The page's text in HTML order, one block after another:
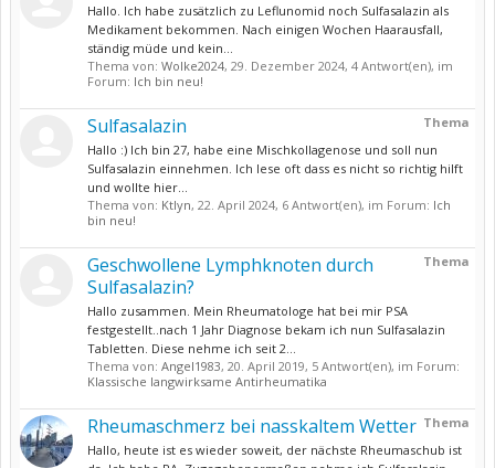
Hallo. Ich habe zusätzlich zu Leflunomid noch Sulfasalazin als
Medikament bekommen. Nach einigen Wochen Haarausfall,
ständig müde und kein...
Thema von: Wolke2024, 29. Dezember 2024, 4 Antwort(en), im
Forum: Ich bin neu!
Thema
Sulfasalazin
Hallo :) Ich bin 27, habe eine Mischkollagenose und soll nun
Sulfasalazin einnehmen. Ich lese oft dass es nicht so richtig hilft
und wollte hier...
Thema von: Ktlyn, 22. April 2024, 6 Antwort(en), im Forum: Ich
bin neu!
Thema
Geschwollene Lymphknoten durch
Sulfasalazin?
Hallo zusammen. Mein Rheumatologe hat bei mir PSA
festgestellt..nach 1 Jahr Diagnose bekam ich nun Sulfasalazin
Tabletten. Diese nehme ich seit 2...
Thema von: Angel1983, 20. April 2019, 5 Antwort(en), im Forum:
Klassische langwirksame Antirheumatika
Thema
Rheumaschmerz bei nasskaltem Wetter
Hallo, heute ist es wieder soweit, der nächste Rheumaschub ist